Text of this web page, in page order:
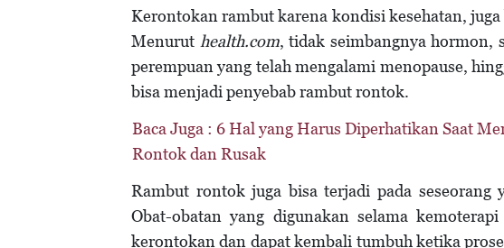
Kerontokan rambut karena kondisi kesehatan,
Menurut health.com, tidak seimbangnya hormon,
perempuan yang telah mengalami menopause,
bisa menjadi penyebab rambut rontok.
Baca Juga : 6 Hal yang Harus Diperhatikan Saat
Rontok dan Rusak
Rambut rontok juga bisa terjadi pada seseorang
Obat-obatan yang digunakan selama
kerontokan dan dapat kembali tumbuh ketika